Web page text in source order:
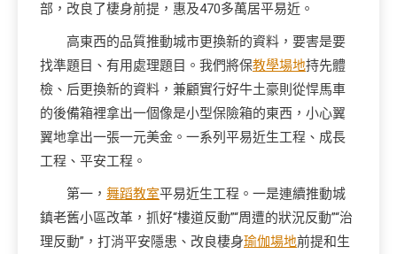
部，改良了棲身前提，惠及470多萬居平易近。
高東西的品質推動城市更換新的資料，要害是要
找準題目、有用處理題目。我們將保教學場地持先體
檢、后更換新的資料，兼顧實行好牛土豪則從悍馬車
的後備箱裡拿出一個像是小型保險箱的東西，小心翼
翼地拿出一張一元美金。一系列平易近生工程、成長
工程、平安工程。
第一， 舞蹈教室平易近生工程。一是連續推動城
鎮老舊小區改革，抓好“樓道反動”“周遭的狀況反動”“治
理反動”，打消平安隱患、改良棲身瑜伽場地前提和生